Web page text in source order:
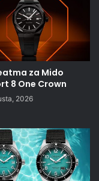
za Mido
8 One Crown
2026